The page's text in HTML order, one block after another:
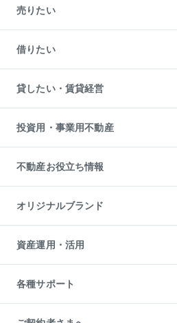
新築・分譲マンションの購入
中古マンションの購入
一戸建ての購入
中古一戸建ての購入
不動産購入の流れ
注目キーワード物件特集
購入ガイド
English 繁体中文簡体中文
売りたい
一戸建ての売却・査定
土地の売却・査定
スピードAI査定
不動産査定について
不動産売却の流れ
不動産買換えの流れ
売却ガイド
借りたい
オフィス・店舗の賃貸
借りるときの流れ
借りるガイド
貸したい・賃貸経営
マンション賃料データ
賃貸管理プラン
リロケーションについて
貸すガイド
投資用・事業用不動産
事業用不動産
マンション投資
投資用マンション
アパート経営
収益物件
ビル購入（ビル一棟）
投資用不動産の売却査定
事業用不動産の売却査定
不動産お役立ち情報
マンションライブラリー
人気マンションランキング
暮らしに役立つ不動産メディア
不動産相場・不動産価格情報
不動産コラム・ニュース
不動産用語集
不動産なんでもネット相談室
住まいの税金
オリジナルブランド
一棟リノベーションマンション
L`GENTE（ルジェンテ）
区分リノベーションマンション
投資用一棟レジデンスWELL
不動産小口投資
LEGACIA（レガシア）
資産運用・活用
不動産M&A
アセットマネジメント・出資
各種サポート
相続サポート